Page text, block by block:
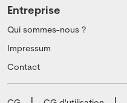
Entreprise
Qui sommes-nous ?
Impressum
Contact